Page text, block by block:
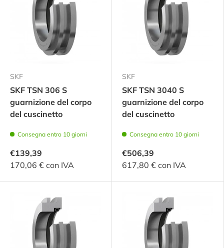
SKF
SKF TSN 306 S
guarnizione del corpo
del cuscinetto
Consegna entro 10 giorni
€139,39
170,06 € con IVA
SKF
SKF TSN 3040 S
guarnizione del corpo
del cuscinetto
Consegna entro 10 giorni
€506,39
617,80 € con IVA